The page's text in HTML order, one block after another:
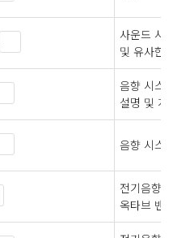
사운드 시
및 유사한
음향 시스
설명 및 계
음향 시스
전기음향
옥타브 밴